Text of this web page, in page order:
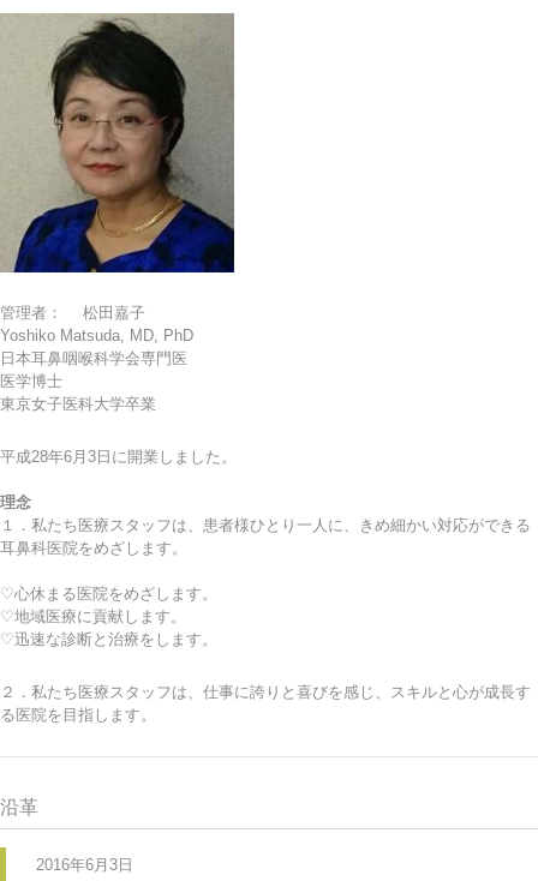
管理者： 松田嘉子
Yoshiko Matsuda, MD, PhD
日本耳鼻咽喉科学会専門医
医学博士
東京女子医科大学卒業
平成28年6月3日に開業しました。
理念
１．私たち医療スタッフは、患者様ひとり一人に、きめ細かい対応ができる
耳鼻科医院をめざします。
♡心休まる医院をめざします。
♡地域医療に貢献します。
♡迅速な診断と治療をします。
２．私たち医療スタッフは、仕事に誇りと喜びを感じ、スキルと心が成長す
る医院を目指します。
沿革
2016年6月3日